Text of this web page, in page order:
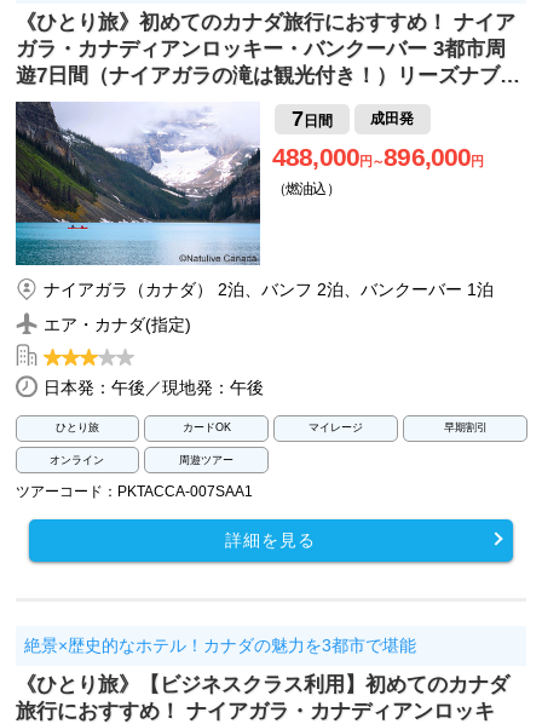
《ひとり旅》初めてのカナダ旅行におすすめ！ ナイア
ガラ・カナディアンロッキー・バンクーバー 3都市周
遊7日間（ナイアガラの滝は観光付き！）リーズナブ…
7 日間 成田発
488,000円～896,000円
（燃油込）
ナイアガラ（カナダ） 2泊、バンフ 2泊、バンクーバー 1泊
エア・カナダ(指定)
日本発：午後／現地発：午後
ひとり旅 カードOK マイレージ 早期割引
オンライン 周遊ツアー
ツアーコード：PKTACCA-007SAA1
詳細を見る
絶景×歴史的なホテル！カナダの魅力を3都市で堪能
《ひとり旅》【ビジネスクラス利用】初めてのカナダ
旅行におすすめ！ ナイアガラ・カナディアンロッキ